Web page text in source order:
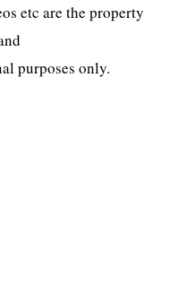
etc are the property
purposes only.